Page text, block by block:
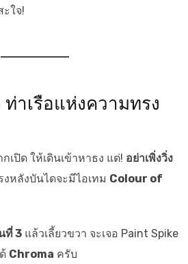
ใจ!
าเรือแห่งความทรง
เปิด ให้เดินเข้าหาธง แต่! อย่าเพิ่งวิ่ง
หลังบันไดจะมีไอเทม Colour of
ที่ 3 แล้วเลี้ยวขวา จะเจอ Paint Spike
Chroma ครับ